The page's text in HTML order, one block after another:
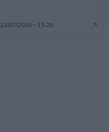
22/07/2026 - 13:20